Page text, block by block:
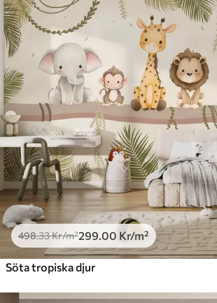
498.33Kr/m²299 .00 Kr/m²
Söta tropiska djur